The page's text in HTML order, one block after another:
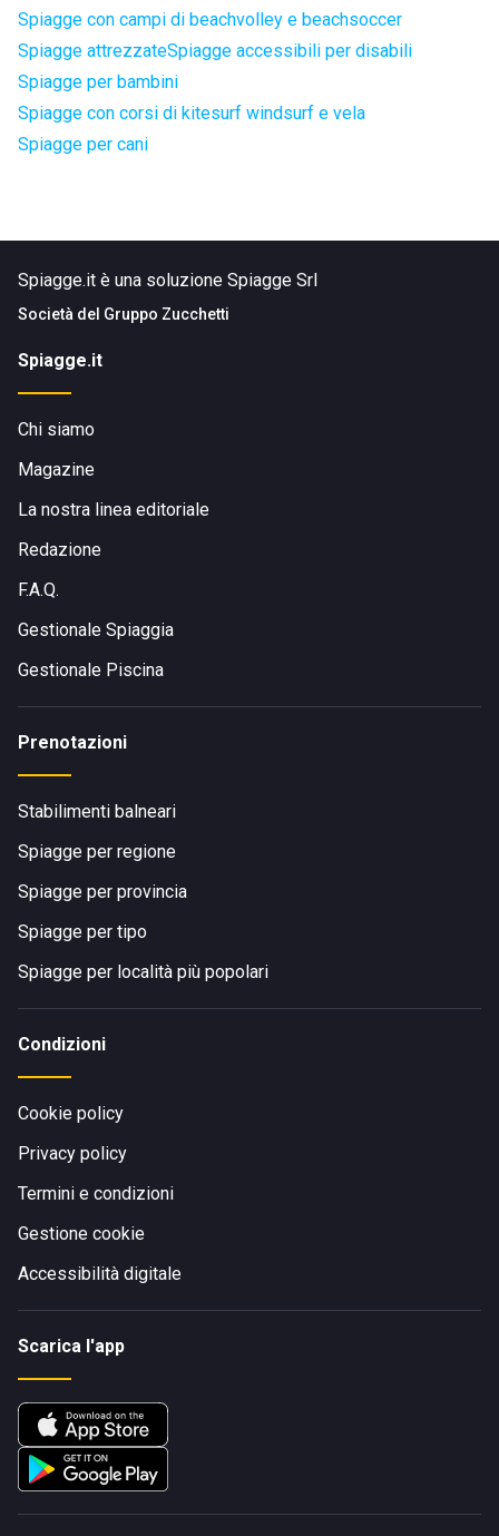
Spiagge con campi di beachvolley e beachsoccer
Spiagge attrezzateSpiagge accessibili per disabili
Spiagge per bambini
Spiagge con corsi di kitesurf windsurf e vela
Spiagge per cani
Spiagge.it è una soluzione Spiagge Srl
Società del Gruppo Zucchetti
Spiagge.it
Chi siamo
Magazine
La nostra linea editoriale
Redazione
F.A.Q.
Gestionale Spiaggia
Gestionale Piscina
Prenotazioni
Stabilimenti balneari
Spiagge per regione
Spiagge per provincia
Spiagge per tipo
Spiagge per località più popolari
Condizioni
Cookie policy
Privacy policy
Termini e condizioni
Gestione cookie
Accessibilità digitale
Scarica l'app